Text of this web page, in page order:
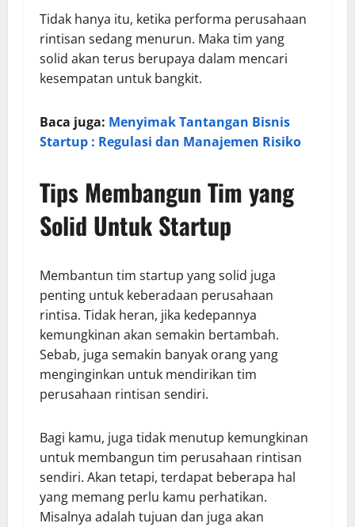
Tidak hanya itu, ketika performa perusahaan
rintisan sedang menurun. Maka tim yang
solid akan terus berupaya dalam mencari
kesempatan untuk bangkit.
Baca juga: Menyimak Tantangan Bisnis
Startup : Regulasi dan Manajemen Risiko
Tips Membangun Tim yang
Solid Untuk Startup
Membantun tim startup yang solid juga
penting untuk keberadaan perusahaan
rintisa. Tidak heran, jika kedepannya
kemungkinan akan semakin bertambah.
Sebab, juga semakin banyak orang yang
menginginkan untuk mendirikan tim
perusahaan rintisan sendiri.
Bagi kamu, juga tidak menutup kemungkinan
untuk membangun tim perusahaan rintisan
sendiri. Akan tetapi, terdapat beberapa hal
yang memang perlu kamu perhatikan.
Misalnya adalah tujuan dan juga akan